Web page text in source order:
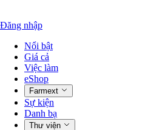
Đăng nhập
Nổi bật
Giá cả
Việc làm
eShop
Farmext
Sự kiện
Danh bạ
Thư viện